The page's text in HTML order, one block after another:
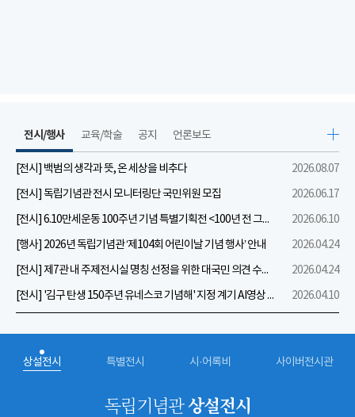
전시/행사
[전시] 백범의 생각과 뜻, 온 세상을 비추다
2026.08.07
[전시] 독립기념관 전시 모니터링단 국민위원 모집
2026.06.17
[전시] 6.10만세운동 100주년 기념 특별기획전 <100년 전 그날을 보다: 6.10만세운동>
2026.06.10
[행사] 2026년 독립기념관 ‘제104회 어린이날 기념 행사’ 안내
2026.04.24
[전시] 제7관 내 주제전시실 명칭 선정을 위한 대국민 의견 수렴 실시
2026.04.24
[전시] '김구 탄생 150주년 유네스코 기념해' 지정 계기 AI영상 국민공모 개최 안내
2026.04.10
교육/학술 공지 언론보도
상설전시 특별전시 시·어록비 사이버전시관
독립기념관상설전시